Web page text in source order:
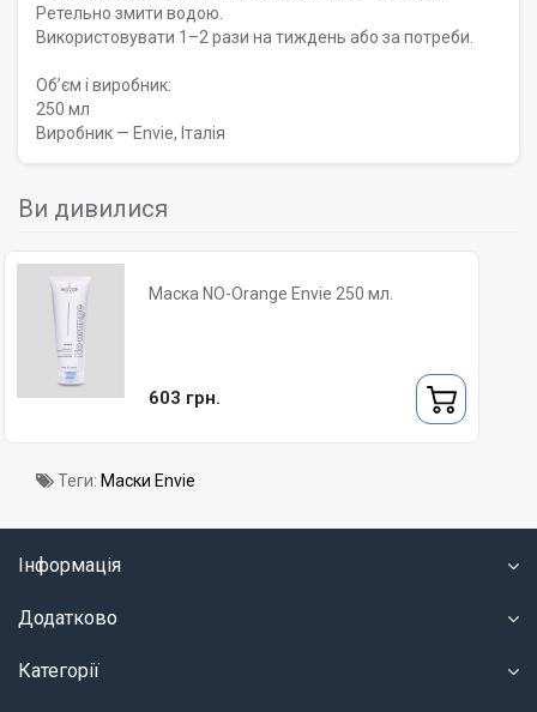
Ретельно змити водою.
Використовувати 1–2 рази на тиждень або за потреби.
Обʼєм і виробник:
250 мл
Виробник — Envie, Італія
Ви дивилися
Маска NO-Orange Envie 250 мл.
603 грн.
Теги: Маски Envie
Інформація
Додатково
Категорії